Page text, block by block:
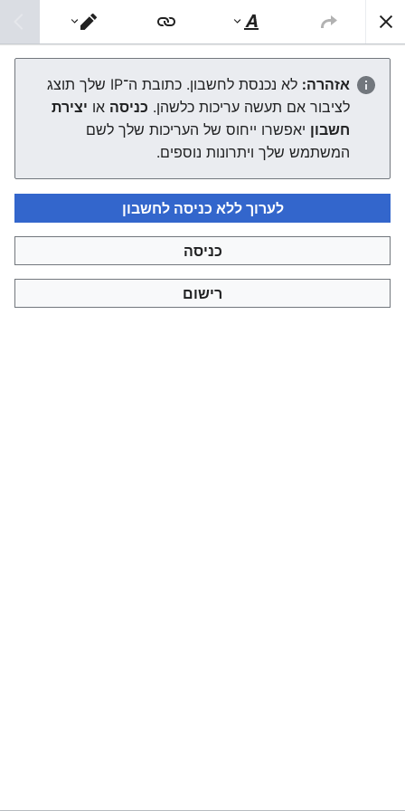
צפונות ויקי
רבי יעקב סודרי
העורך ייטען עכשיו. אם ההודעה הזאת עדיין מוצגת לאחר כמה
שניות, אפשרלטעון את הדף מחדש.
מדיניות פרטיות תצוגת מחשבים
סגנוּן
טקסט
מעבר
עורך
אזהרה:
לא נכנסת לחשבון. כתובת ה־IP שלך תוצג
לציבור אם תעשה עריכות כלשהן. כניסה או יצירת
חשבון יאפשרו ייחוס של העריכות שלך לשם
המשתמש שלך ויתרונות נוספים.
לערוך ללא כניסה לחשבון
כניסה
רישום